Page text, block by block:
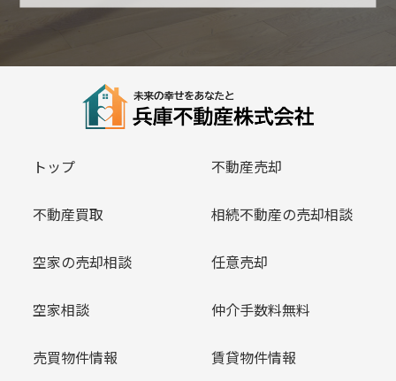
トップ 不動産売却
不動産買取 相続不動産の売却相談
空家の売却相談 任意売却
空家相談 仲介手数料無料
売買物件情報 賃貸物件情報